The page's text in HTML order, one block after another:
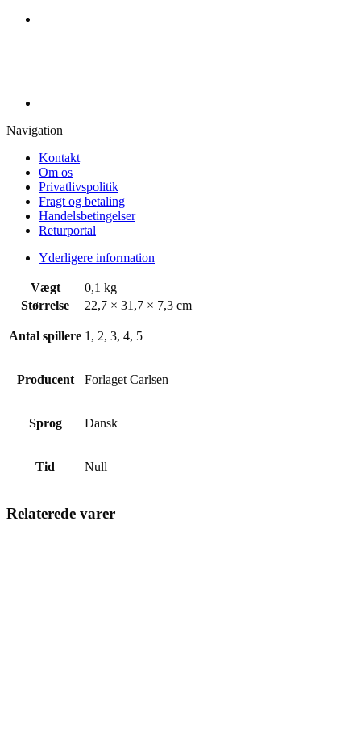
Navigation
Kontakt
Om os
Privatlivspolitik
Fragt og betaling
Handelsbetingelser
Returportal
Yderligere information
Vægt
0,1 kg
Størrelse
22,7 × 31,7 × 7,3 cm
Antal spillere 1, 2, 3, 4, 5
Producent Forlaget Carlsen
Sprog Dansk
Tid Null
Relaterede varer